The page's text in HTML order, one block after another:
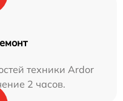
техники Ardor
2 часов.